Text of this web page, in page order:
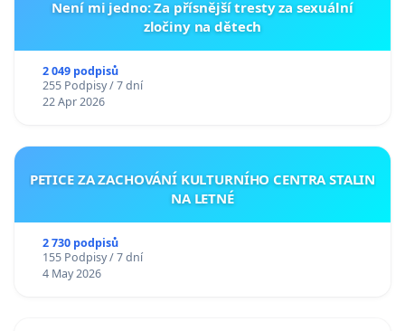
Není mi jedno: Za přísnější tresty za sexuální
zločiny na dětech
2 049 podpisů
255 Podpisy / 7 dní
22 Apr 2026
PETICE ZA ZACHOVÁNÍ KULTURNÍHO CENTRA STALIN
NA LETNÉ
2 730 podpisů
155 Podpisy / 7 dní
4 May 2026